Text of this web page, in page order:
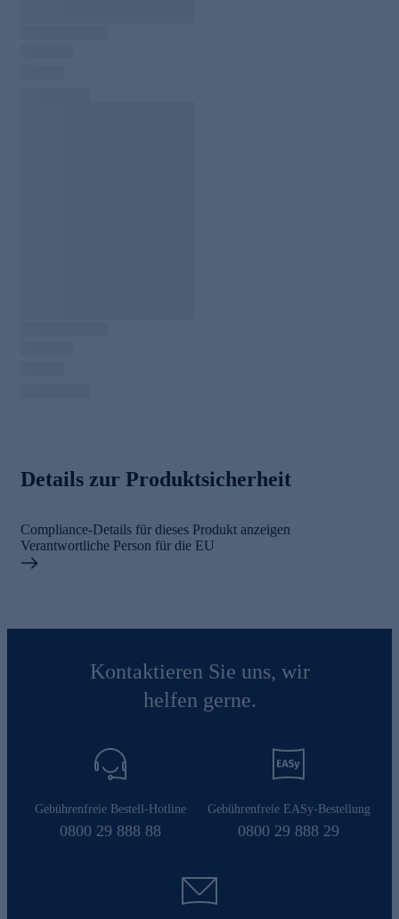
Details zur Produktsicherheit
Compliance-Details für dieses Produkt anzeigen
Verantwortliche Person für die EU
Kontaktieren Sie uns, wir
helfen gerne.
Gebührenfreie Bestell-Hotline
0800 29 888 88
Gebührenfreie EASy-Bestellung
0800 29 888 29